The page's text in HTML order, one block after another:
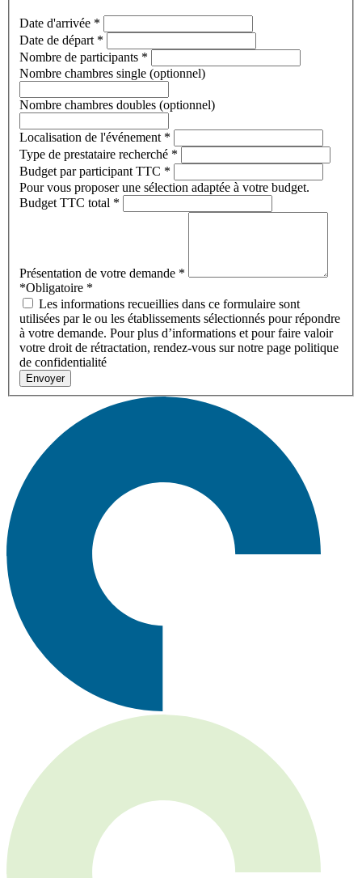
Date d'arrivée *
Date de départ *
Nombre de participants *
Nombre chambres single (optionnel)
Nombre chambres doubles (optionnel)
Localisation de l'événement *
Type de prestataire recherché *
Budget par participant TTC *
Pour vous proposer une sélection adaptée à votre budget.
Budget TTC total *
Présentation de votre demande *
*Obligatoire *
Les informations recueillies dans ce formulaire sont
utilisées par le ou les établissements sélectionnés pour répondre
à votre demande. Pour plus d’informations et pour faire valoir
votre droit de rétractation, rendez-vous sur notre page politique
de confidentialité
Envoyer